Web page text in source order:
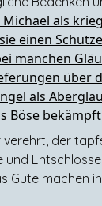
als
einen
manchen
über
als
Böse
der
machen